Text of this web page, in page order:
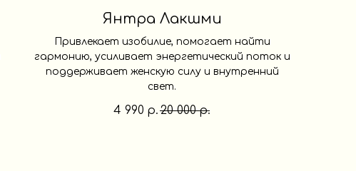
Янтра Лакшми
Привлекает изобилие, помогает найти
гармонию, усиливает энергетический поток и
поддерживает женскую силу и внутренний
свет.
4 990 р. 20 000 р.